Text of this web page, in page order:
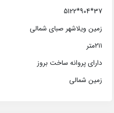
37*904*5122
زمین ویلاشهر صبای شمالی
۲۱۱متر
دارای پروانه ساخت بروز
زمین شمالی